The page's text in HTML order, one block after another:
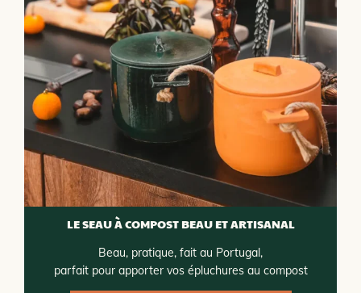
LE SEAU À COMPOST BEAU ET ARTISANAL
Beau, pratique, fait au Portugal,
parfait pour apporter vos épluchures au compost